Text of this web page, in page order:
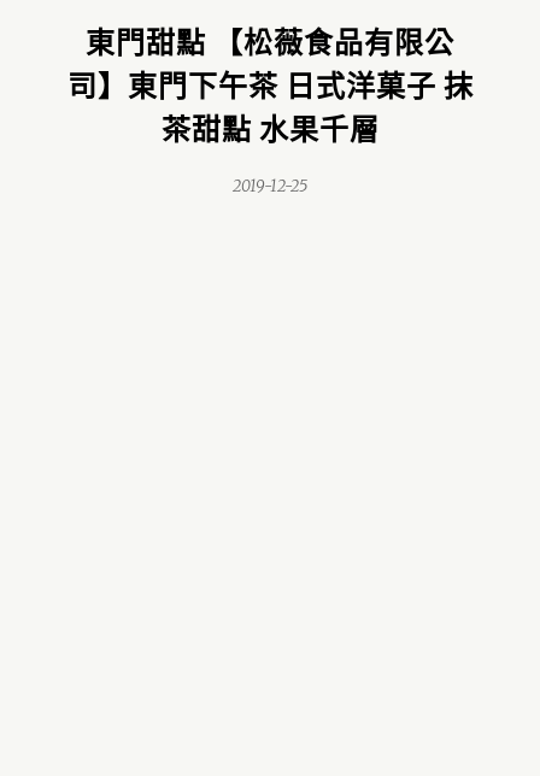
東門甜點 【松薇食品有限公
司】東門下午茶 日式洋菓子 抹
茶甜點 水果千層
2019-12-25